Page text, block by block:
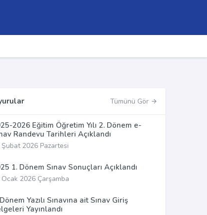
Tümünü Gör
2026 Eğitim Öğretim Yılı 2. Dönem e-
Randevu Tarihleri Açıklandı
Şubat 2026 Pazartesi
1. Dönem Sınav Sonuçları Açıklandı
Ocak 2026 Çarşamba
Yazılı Sınavına ait Sınav Giriş
Yayınlandı